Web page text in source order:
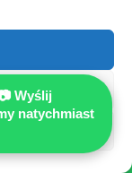
pomóc w
—
Wyślij
natychmiast